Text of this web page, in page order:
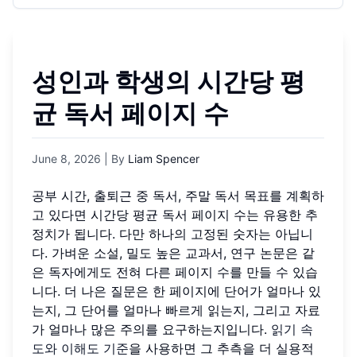
성인과 학생의 시간당 평
균 독서 페이지 수
June 8, 2026 | By Liam Spencer
공부 시간, 출퇴근 중 독서, 주말 독서 목표를 계획하
고 있다면 시간당 평균 독서 페이지 수는 유용한 추
정치가 됩니다. 다만 하나의 고정된 숫자는 아닙니
다. 가벼운 소설, 밀도 높은 교과서, 연구 논문은 같
은 독자에게도 전혀 다른 페이지 수를 만들 수 있습
니다. 더 나은 질문은 한 페이지에 단어가 얼마나 있
는지, 그 단어를 얼마나 빠르게 읽는지, 그리고 자료
가 얼마나 많은 주의를 요구하는지입니다. 읽기 속
도와 이해도 기준을 사용하면 그 추측을 더 실용적